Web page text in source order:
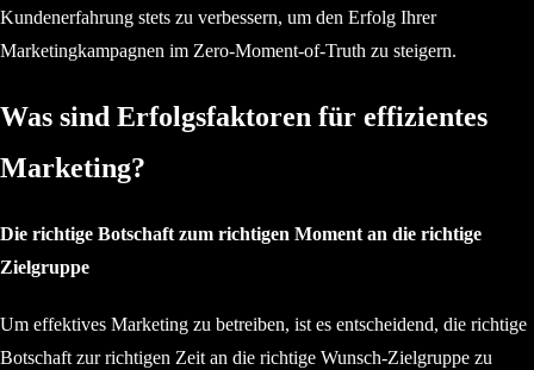
Kundenerfahrung stets zu verbessern, um den Erfolg Ihrer
Marketingkampagnen im Zero-Moment-of-Truth zu steigern.
Was sind Erfolgsfaktoren für effizientes
Marketing?
Die richtige Botschaft zum richtigen Moment an die richtige
Zielgruppe
Um effektives Marketing zu betreiben, ist es entscheidend, die richtige
Botschaft zur richtigen Zeit an die richtige Wunsch-Zielgruppe zu